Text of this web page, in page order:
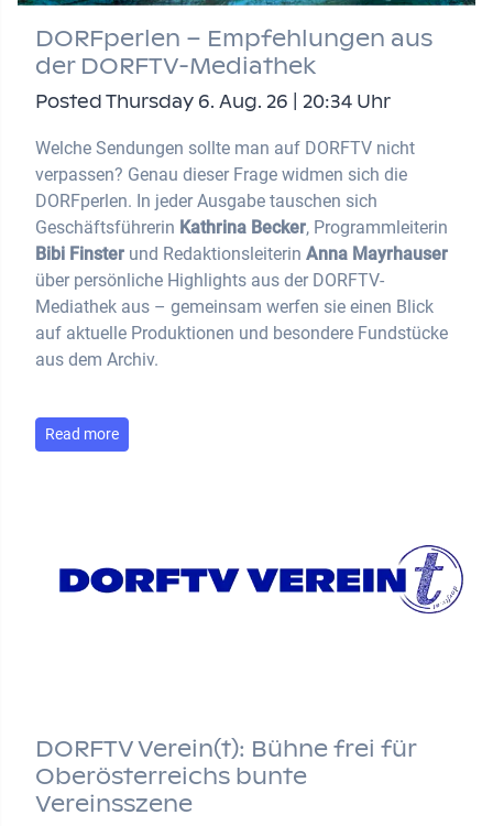
DORFperlen – Empfehlungen aus
der DORFTV-Mediathek
Posted Thursday 6. Aug. 26 | 20:34 Uhr
Welche Sendungen sollte man auf DORFTV nicht
verpassen? Genau dieser Frage widmen sich die
DORFperlen. In jeder Ausgabe tauschen sich
Geschäftsführerin Kathrina Becker, Programmleiterin
Bibi Finster und Redaktionsleiterin Anna Mayrhauser
über persönliche Highlights aus der DORFTV-
Mediathek aus – gemeinsam werfen sie einen Blick
auf aktuelle Produktionen und besondere Fundstücke
aus dem Archiv.
Read more
DORFTV Verein(t): Bühne frei für
Oberösterreichs bunte
Vereinsszene